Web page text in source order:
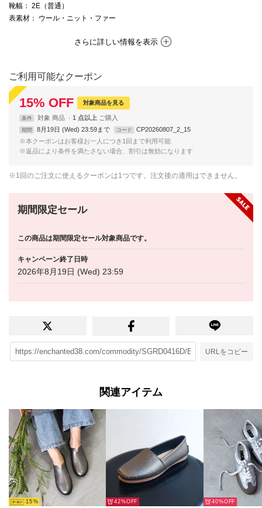
靴幅 ： 2E（普通）
表素材 ： ウール・ニット・ファー
さらに詳しい情報を表示
ご利用可能なクーポン
15% OFF 対象商品を見る
条件 対象 商品 1 点以上
期間 8月19日 (Wed) 23:59まで コード
CP20260807_2_15
※本クーポンはお客様お一人につき1回まで利用可能
※返品により条件を満たさない場合、割引は無効になります
※1回のご注文に使えるクーポンは1つです。注文後の適用はできません。
期間限定セール
この商品は期間限定セール対象商品です。
キャンペーン終了日時
2026年8月19日 (Wed) 23:59
URLをコピー
関連アイテム
15 42% 40%